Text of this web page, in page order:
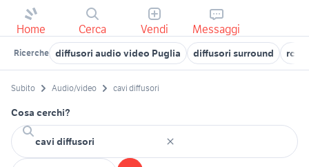
Home Cerca Vendi Messaggi
Ricerche diffusori audio video Puglia diffusori surround rcf
Subito Audio/video cavi diffusori
Cosa cerchi?